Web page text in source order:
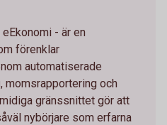
- är en
förenklar
automatiserade
momsrapportering och
gränssnittet gör att
nybörjare som erfarna